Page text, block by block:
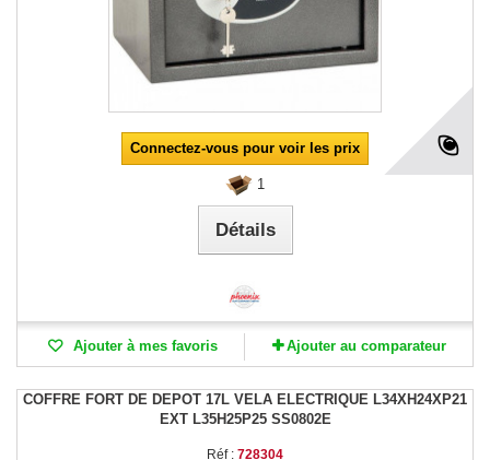
Connectez-vous pour voir les prix
1
Détails
Ajouter à mes favoris Ajouter au comparateur
COFFRE FORT DE DEPOT 17L VELA ELECTRIQUE L34XH24XP21
EXT L35H25P25 SS0802E
Réf : 728304